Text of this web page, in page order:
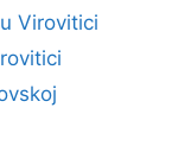
Virovitici